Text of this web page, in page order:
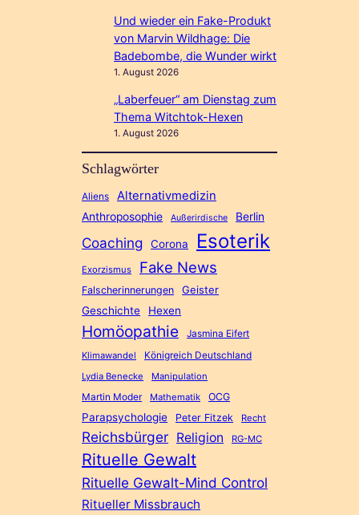
Und wieder ein Fake-Produkt
von Marvin Wildhage: Die
Badebombe, die Wunder wirkt
1. August 2026
„Laberfeuer“ am Dienstag zum
Thema Witchtok-Hexen
1. August 2026
Schlagwörter
Aliens Alternativmedizin
Anthroposophie Außerirdische Berlin
Coaching Corona Esoterik
Exorzismus Fake News
Falscherinnerungen
Geister
Geschichte
Hexen
Homöopathie Jasmina Eifert
Klimawandel Königreich Deutschland
Lydia Benecke Manipulation
Martin Moder Mathematik OCG
Parapsychologie Peter Fitzek Recht
Reichsbürger Religion RG-MC
Rituelle Gewalt
Rituelle Gewalt-Mind Control
Ritueller Missbrauch